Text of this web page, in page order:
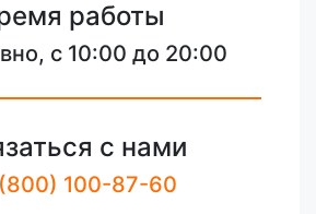
работы
с 10:00 до 20:00
с нами
100-87-60